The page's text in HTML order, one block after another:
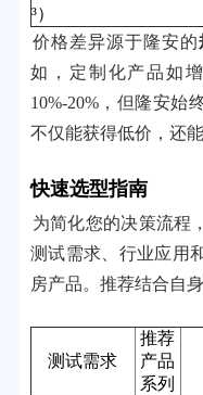
³）
价格差异源于隆安的
如，定制化产品如
10%-20%，但隆安始
不仅能获得低价，还
快速选型指南
为简化您的决策流程
测试需求、行业应用
房产品。推荐结合自
测试需求
推荐
产品
系列